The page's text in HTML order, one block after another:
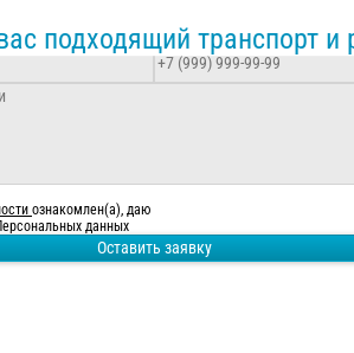
подходящий транспорт и
ознакомлен(а), даю
данных
Оставить заявку